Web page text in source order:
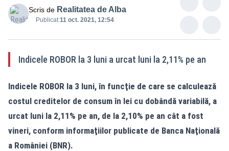
Scris de Realitatea de Alba
Publicat:11 oct. 2021, 12:54
Indicele ROBOR la 3 luni a urcat luni la 2,11% pe an
Indicele ROBOR la 3 luni, în funcţie de care se calculează
costul creditelor de consum în lei cu dobândă variabilă, a
urcat luni la 2,11% pe an, de la 2,10% pe an cât a fost
vineri, conform informaţiilor publicate de Banca Naţională
a României (BNR).